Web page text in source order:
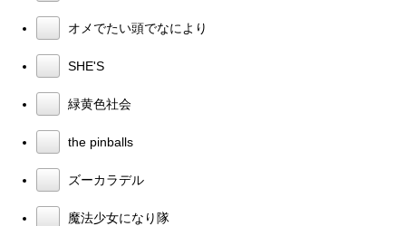
オメでたい頭でなにより
SHE'S
緑黄色社会
the pinballs
ズーカラデル
魔法少女になり隊